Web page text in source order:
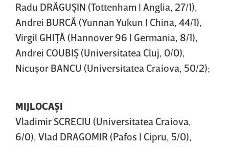
Radu DRĂGUŞIN (Tottenham | Anglia, 27/1),
Andrei BURCĂ (Yunnan Yukun | China, 44/1),
Virgil GHIŢĂ (Hannover 96 | Germania, 8/1),
Andrei COUBIŞ (Universitatea Cluj, 0/0),
Nicuşor BANCU (Universitatea Craiova, 50/2);
MIJLOCAŞI
Vladimir SCRECIU (Universitatea Craiova,
6/0), Vlad DRAGOMIR (Pafos | Cipru, 5/0),